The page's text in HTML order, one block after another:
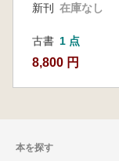
新刊 在庫なし
古書 1 点
8,800 円
本を探す